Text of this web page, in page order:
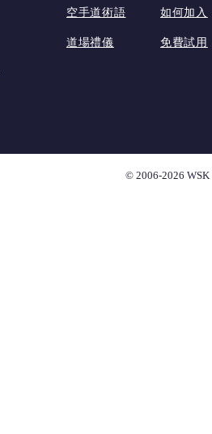
空手道術語
道場禮儀
如何加入
免費試用
© 2006-2026 WSK